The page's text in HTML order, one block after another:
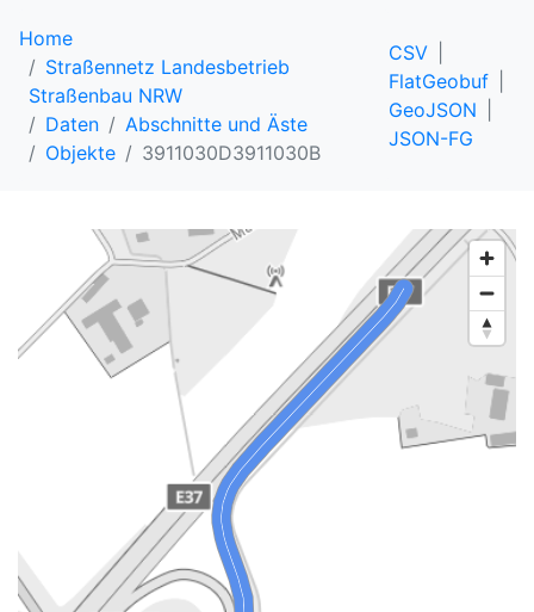
Home
Straßennetz Landesbetrieb
Straßenbau NRW
Daten
Abschnitte und Äste
Objekte
3911030D3911030B
CSV
FlatGeobuf
GeoJSON
JSON-FG